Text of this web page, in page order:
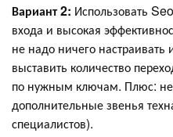
Вариант 2: Использовать
входа и высокая
не надо ничего настраивать
выставить количество
по нужным ключам. Плюс: не
дополнительные звенья
специалистов).